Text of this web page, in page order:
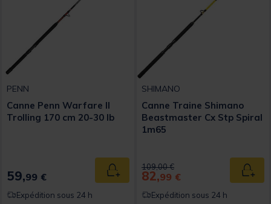
PENN
Canne Penn Warfare II
Trolling 170 cm 20-30 Ib
59,99 € Ajouter au panier
Expédition sous 24 h
SHIMANO
Canne Traine Shimano
Beastmaster Cx Stp Spiral
1m65
Price reduced from
109,00 €to
82,99 €
Expédition sous 24 h